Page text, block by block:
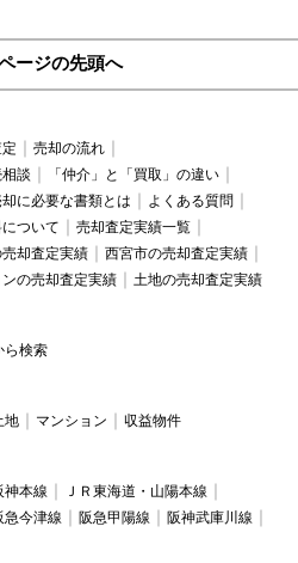
ージの先頭へ
売却の流れ
談
「仲介」と「買取」の違い
に必要な書類とは
よくある質問
ついて
売却査定実績一覧
却査定実績
西宮市の売却査定実績
の売却査定実績 土地の売却査定実績
ら検索
地 マンション 収益物件
神本線
ＪＲ東海道・山陽本線
急今津線 阪急甲陽線
阪神武庫川線